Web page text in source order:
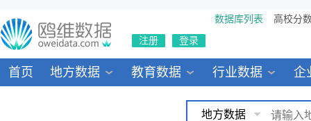
数据库列表 高校分
注册 登录
首页 地方数据 教育数据 行业数据 企
地方数据